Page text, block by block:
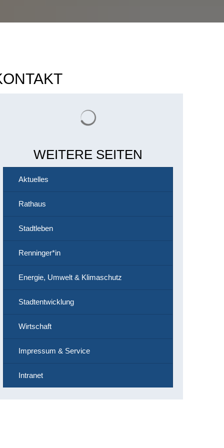
WEITERE SEITEN
Aktuelles
Rathaus
Stadtleben
Renninger*in
Energie, Umwelt & Klimaschutz
Stadtentwicklung
Wirtschaft
Impressum & Service
Intranet